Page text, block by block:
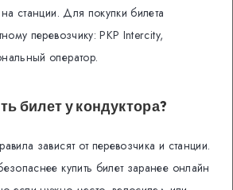
станции. Для покупки билета
перевозчику: PKP Intercity,
оператор.
билет у кондуктора?
зависят от перевозчика и станции.
купить билет заранее онлайн